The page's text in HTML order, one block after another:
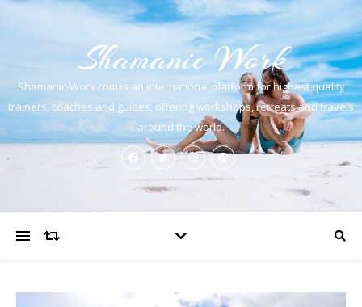
Shamanic Work
Shamanic-Work.com is an international platform for highest quality
trainers, coaches and guides, offering workshops, retreats and travels
around the world.